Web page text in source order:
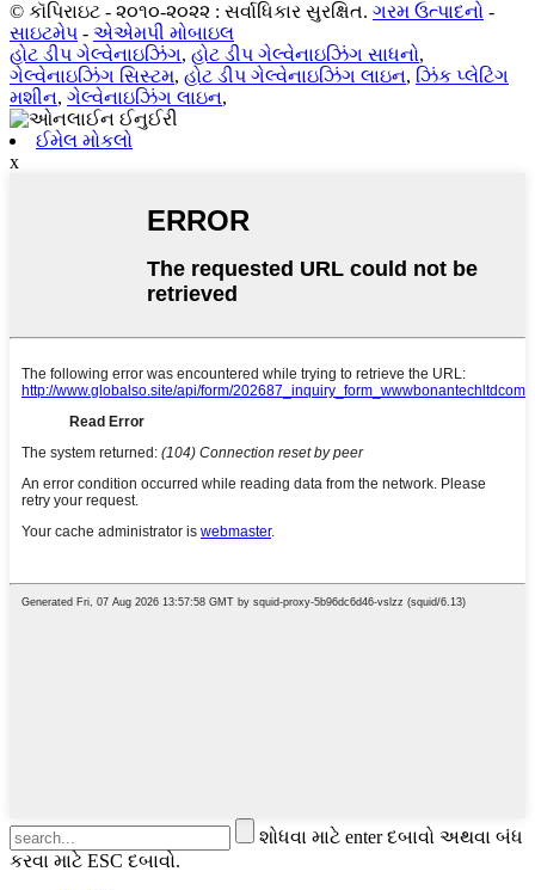
© કૉપિરાઇટ - ૨૦૧૦-૨૦૨૨ : સર્વાધિકાર સુરક્ષિત. ગરમ ઉત્પાદનો -
સાઇટમેપ - એએમપી મોબાઇલ
હોટ ડીપ ગેલ્વેનાઇઝિંગ, હોટ ડીપ ગેલ્વેનાઇઝિંગ સાધનો,
ગેલ્વેનાઇઝિંગ સિસ્ટમ, હોટ ડીપ ગેલ્વેનાઇઝિંગ લાઇન, ઝિંક પ્લેટિંગ
મશીન, ગેલ્વેનાઇઝિંગ લાઇન,
ઈમેલ મોકલો
x
શોધવા માટે enter દબાવો અથવા બંધ
કરવા માટે ESC દબાવો.